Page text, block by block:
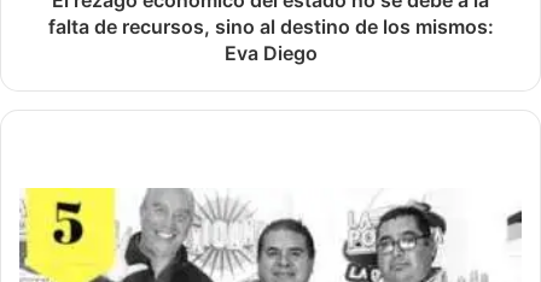
falta de recursos, sino al destino de los mismos:
Eva Diego